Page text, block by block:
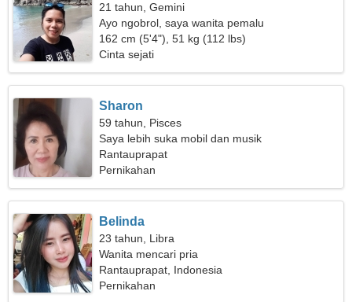
21 tahun, Gemini
Ayo ngobrol, saya wanita pemalu
162 cm (5'4"), 51 kg (112 lbs)
Cinta sejati
Sharon
59 tahun, Pisces
Saya lebih suka mobil dan musik
Rantauprapat
Pernikahan
Belinda
23 tahun, Libra
Wanita mencari pria
Rantauprapat, Indonesia
Pernikahan